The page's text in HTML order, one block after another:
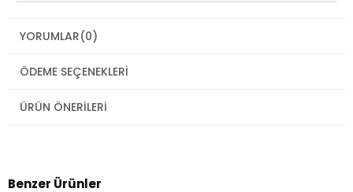
YORUMLAR(0)
ÖDEME SEÇENEKLERI
ÜRÜN ÖNERILERI
Benzer Ürünler